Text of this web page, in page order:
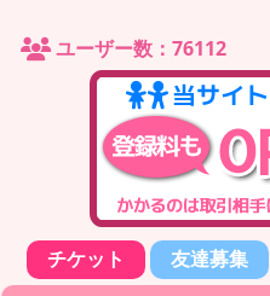
ユーザー数：76112
チケット 友達募集